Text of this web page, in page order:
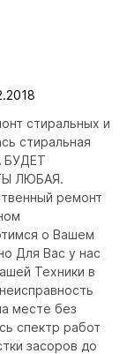
стиральных и
стиральная
БУДЕТ
ЛЮБАЯ.
ремонт
о Вашем
Для Вас у нас
Техники в
месте без
спектр работ
засоров до